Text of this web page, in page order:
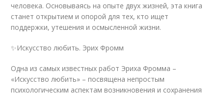
человека. Основываясь на опыте двух жизней, эта книга
станет открытием и опорой для тех, кто ищет
поддержки, утешения и осмысленной жизни.
✨Искусство любить. Эрих Фромм
Одна из самых известных работ Эриха Фромма –
«Искусство любить» – посвящена непростым
психологическим аспектам возникновения и сохранения